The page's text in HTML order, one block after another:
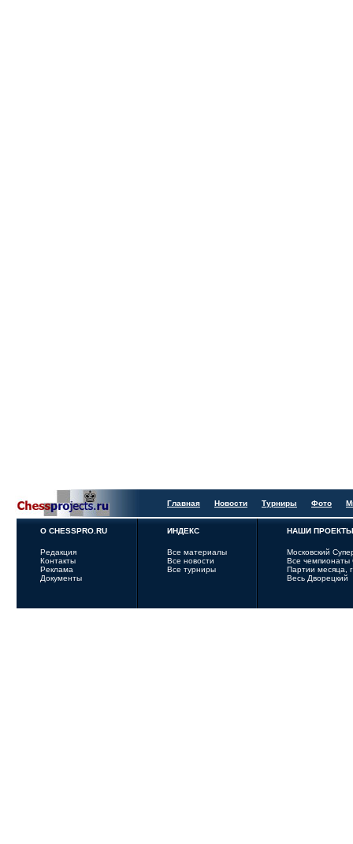
Главная Новости Турниры Фото
О CHESSPRO.RU
Редакция
Контакты
Реклама
Документы
ИНДЕКС
Все материалы
Все новости
Все турниры
НАШИ ПРОЕКТЫ
Московский
Все
Партии месяца,
Весь Дворецкий